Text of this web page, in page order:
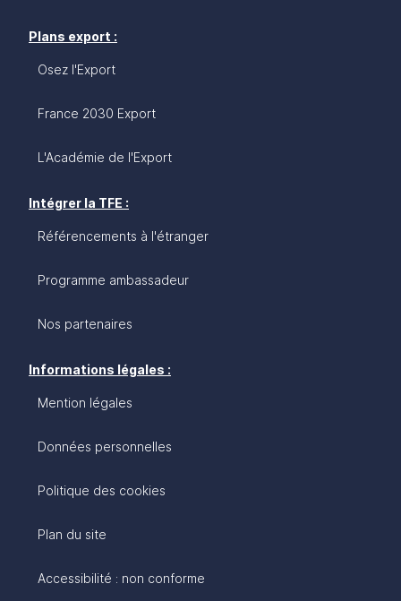
Plans export :
Osez l'Export
France 2030 Export
L'Académie de l'Export
Intégrer la TFE :
Référencements à l'étranger
Programme ambassadeur
Nos partenaires
Informations légales :
Mention légales
Données personnelles
Politique des cookies
Plan du site
Accessibilité : non conforme